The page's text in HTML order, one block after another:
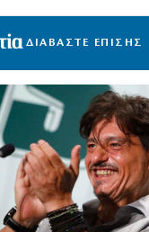
ΔΙΑΒΑΣΤΕ ΕΠΙΣΗΣ